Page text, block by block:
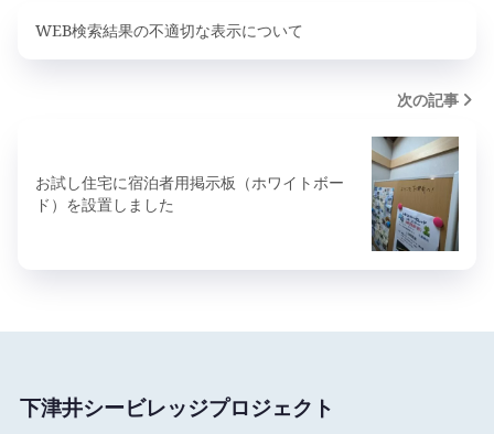
WEB検索結果の不適切な表示について
次の記事
お試し住宅に宿泊者用掲示板（ホワイトボー
ド）を設置しました
下津井シービレッジプロジェクト